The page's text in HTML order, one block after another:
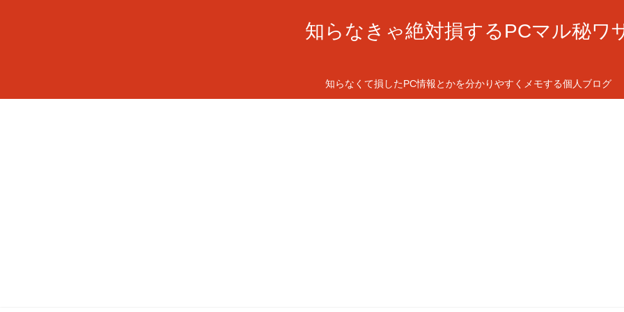
知らなきゃ絶対損するPCマル秘ワ
知らなくて損したPC情報とかを分かりやすくメモする個人ブログ